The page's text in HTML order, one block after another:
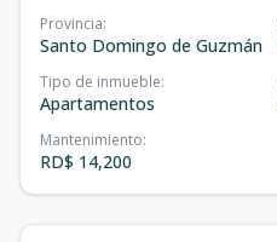
Provincia:
Santo Domingo de Guzmán
Tipo de inmueble:
Apartamentos
Mantenimiento:
RD$ 14,200